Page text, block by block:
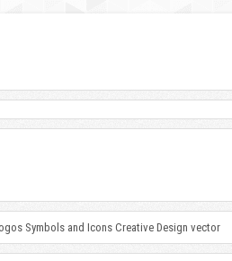
Symbols and Icons Creative Design vector